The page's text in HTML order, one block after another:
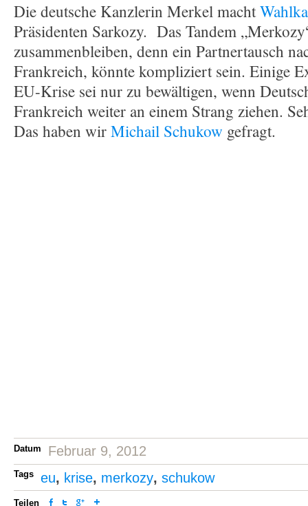
Die deutsche Kanzlerin Merkel macht
Präsidenten Sarkozy. Das Tandem
zusammenbleiben, denn ein Partnertausch
Frankreich, könnte kompliziert sein. Einige
EU-Krise sei nur zu bewältigen, wenn
Frankreich weiter an einem Strang ziehen.
Das haben wirMichail Schukow gefragt.
Datum Februar 9, 2012
Tags eu, krise, merkozy, schukow
Teilen